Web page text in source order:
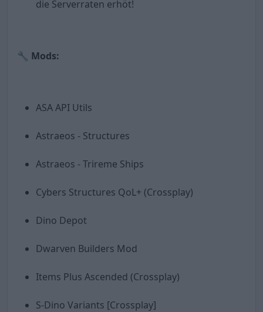
die Serverraten erhöt!
🔧 Mods:
ASA API Utils
Astraeos - Structures
Astraeos - Trireme Ships
Cybers Structures QoL+ (Crossplay)
Dino Depot
Dwarven Builders Mod
Items Plus Ascended (Crossplay)
S-Dino Variants [Crossplay]